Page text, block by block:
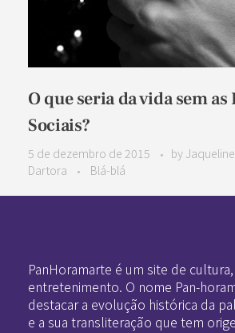
O que seria da vida sem as
Sociais?
5 de dezembro de 2015 by
Dartora
Blá-blá
PanHoramarte é um site de
entretenimento. O nome Pan-
destacar a evolução histórica da
e a sua transliteração que tem